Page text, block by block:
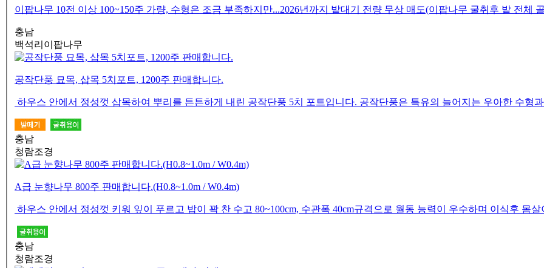
이팝나무 10전 이상 100~150주 가량, 수형은 조금 부족하지만...2026년까지 밭대기 전량 무상 매도(이팝나무 굴취후 밭 전체
충남
백석리이팝나무
공작단풍 묘목, 삽목 5치포트, 1200주 판매합니다.
하우스 안에서 정성껏 삽목하여 뿌리를 튼튼하게 내린 공작단풍 5치 포트입니다. 공작단풍은 특유의 늘어지는 우아한 수형
충남
청람조경
A급 눈향나무 800주 판매합니다.(H0.8~1.0m / W0.4m)
하우스 안에서 정성껏 키워 잎이 푸르고 밥이 꽉 찬 수고 80~100cm, 수관폭 40cm규격으로 월동 능력이 우수하며 이식후 몸살
충남
청람조경